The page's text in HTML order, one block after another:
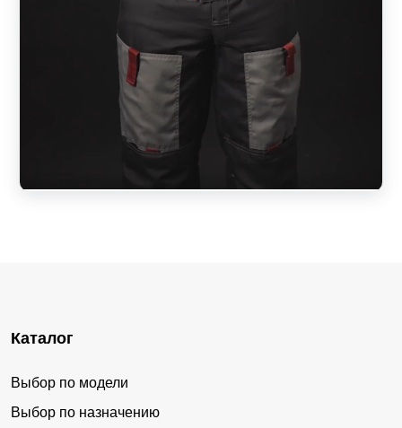
Каталог
Выбор по модели
Выбор по назначению